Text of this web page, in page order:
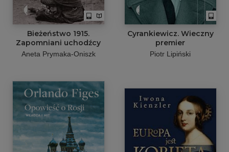
Bieżeństwo 1915.
Zapomniani uchodźcy
Aneta Prymaka-Oniszk
Cyrankiewicz. Wieczny
premier
Piotr Lipiński